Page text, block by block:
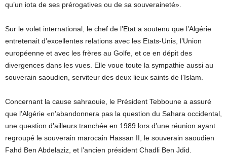
qu’un iota de ses prérogatives ou de sa souveraineté».
Sur le volet international, le chef de l’Etat a soutenu que l’Algérie
entretenait d’excellentes relations avec les Etats-Unis, l’Union
européenne et avec les frères au Golfe, et ce en dépit des
divergences dans les vues. Elle voue toute la sympathie aussi au
souverain saoudien, serviteur des deux lieux saints de l’Islam.
Concernant la cause sahraouie, le Président Tebboune a assuré
que l’Algérie «n’abandonnera pas la question du Sahara occidental,
une question d’ailleurs tranchée en 1989 lors d’une réunion ayant
regroupé le souverain marocain Hassan II, le souverain saoudien
Fahd Ben Abdelaziz, et l’ancien président Chadli Ben Jdid.